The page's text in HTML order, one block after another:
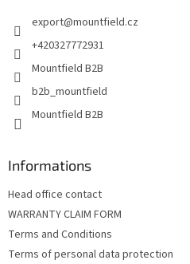
export@mountfield.cz
+420327772931
Mountfield B2B
b2b_mountfield
Mountfield B2B
Informations
Head office contact
WARRANTY CLAIM FORM
Terms and Conditions
Terms of personal data protection